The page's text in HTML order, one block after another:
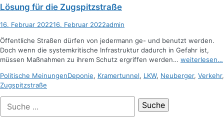
Lösung für die Zugspitzstraße
Posted
16. Februar 202216. Februar 2022Autor
admin
Öffentliche Straßen dürfen von jedermann ge- und benutzt werden.
Doch wenn die systemkritische Infrastruktur dadurch in Gefahr ist,
müssen Maßnahmen zu ihrem Schutz ergriffen werden… weiterlesen…
Kategorien
Politische MeinungenSchlagworte
Deponie, Kramertunnel, LKW, Neuberger, Verkehr,
Zugspitzstraße
nach: